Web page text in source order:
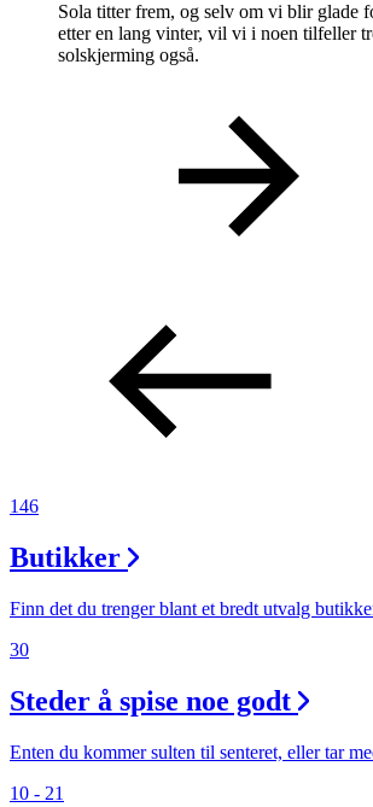
Sola titter frem, og selv om vi blir glade
etter en lang vinter, vil vi i noen tilfeller
solskjerming også.
146
Butikker
Finn det du trenger blant et bredt utvalg
30
Steder å spise noe godt
Enten du kommer sulten til senteret, eller tar
10 - 21